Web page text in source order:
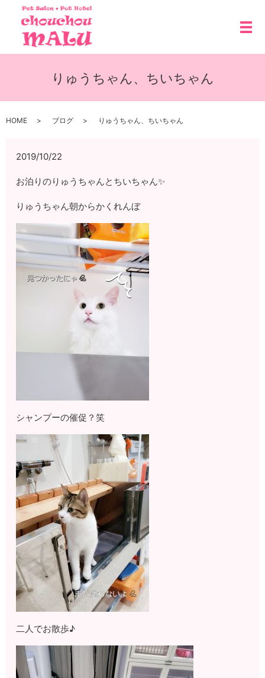
メ
りゅうちゃん、ちいちゃん
HOME ブログ りゅうちゃん、ちいちゃん
2019/10/22
お泊りのりゅうちゃんとちいちゃん✨
りゅうちゃん朝からかくれんぼ
シャンプーの催促？笑
二人でお散歩♪